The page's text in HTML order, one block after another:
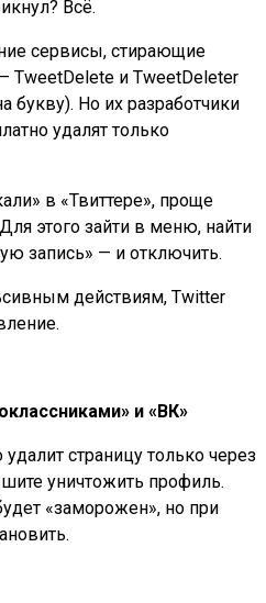
Всё.
сервисы, стирающие
TweetDelete и TweetDeleter
букву). Но их разработчики
удалят только
в «Твиттере», проще
этого зайти в меню, найти
запись» — и отключить.
действиям, Twitter
и «ВК»
страницу только через
уничтожить профиль.
«заморожен», но при